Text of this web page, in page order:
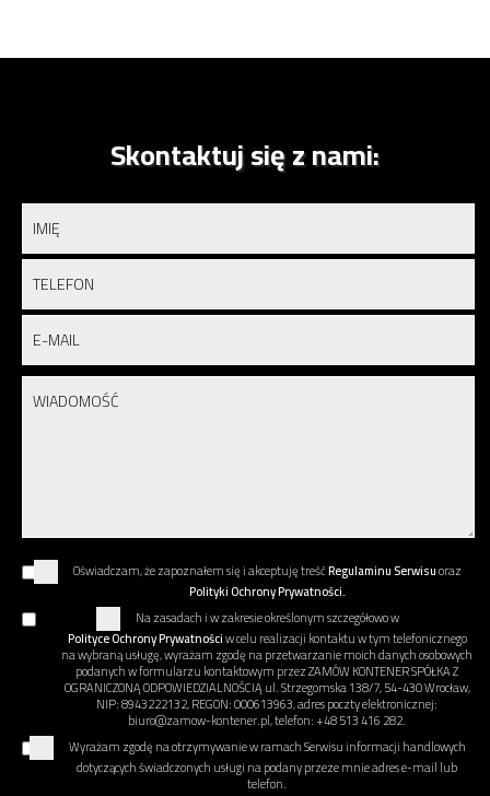
Skontaktuj się z nami:
Oświadczam, że zapoznałem się i akceptuję treśćRegulaminu Serwisuoraz
Polityki Ochrony Prywatności.
Na zasadach i w zakresie określonym szczegółowo w
Polityce Ochrony Prywatnościw celu realizacji kontaktu w tym telefonicznego
na wybraną usługę, wyrażam zgodę na przetwarzanie moich danych osobowych
podanych w formularzu kontaktowym przez ZAMÓW KONTENER SPÓŁKA Z
OGRANICZONĄ ODPOWIEDZIALNOŚCIĄ ul. Strzegomska 138/7, 54-430 Wrocław,
NIP: 8943222132, REGON: 000613963, adres poczty elektronicznej:
biuro@zamow-kontener.pl, telefon: +48 513 416 282.
Wyrażam zgodę na otrzymywanie w ramach Serwisu informacji handlowych
dotyczących świadczonych usługi na podany przeze mnie adres e-mail lub
telefon.